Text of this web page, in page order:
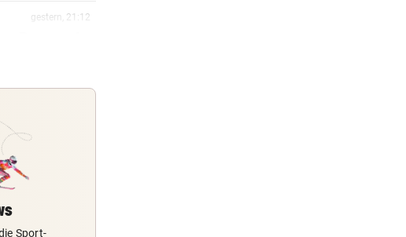
gestern, 21:12
gestern, 20:51
gestern, 20:06
Sport-